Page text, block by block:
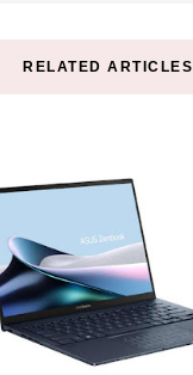
RELATED ARTICLES